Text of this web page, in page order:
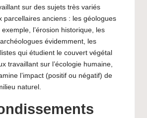
sur des sujets très variés
parcellaires anciens : les géologues
l’érosion historique, les
évidemment, les
qui étudient le couvert végétal
travaillant sur l’écologie humaine,
l’impact (positif ou négatif) de
naturel.